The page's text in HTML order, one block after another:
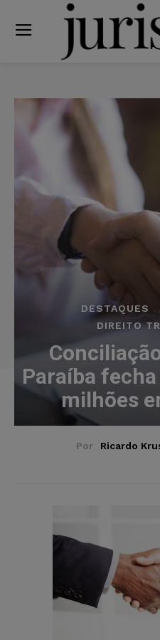
DESTAQUES
DIREITO
Paraíba
milhões
Por Ricardo